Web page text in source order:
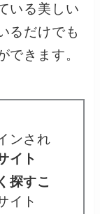
いる美しい
るだけでも
できます。
ンされ
イト
探すこ
イト